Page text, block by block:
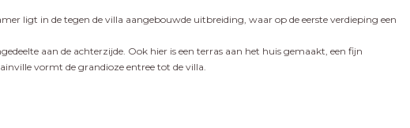
ligt in de tegen de villa aangebouwde uitbreiding, waar op de eerste verdieping een
aan de achterzijde. Ook hier is een terras aan het huis gemaakt, een fijn
vormt de grandioze entree tot de villa.